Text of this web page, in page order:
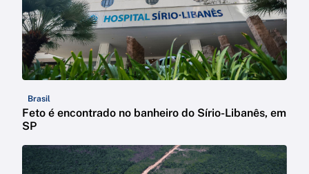
Brasil
Feto é encontrado no banheiro do Sírio-Libanês, em
SP